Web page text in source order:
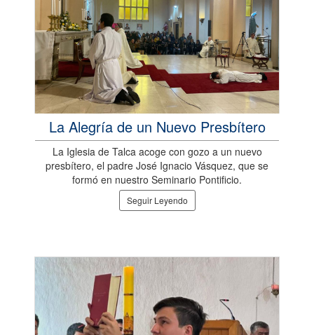
La Alegría de un Nuevo Presbítero
La Iglesia de Talca acoge con gozo a un nuevo
presbítero, el padre José Ignacio Vásquez, que se
formó en nuestro Seminario Pontificio.
Seguir Leyendo